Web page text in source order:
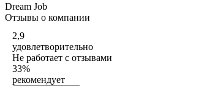
Dream Job
Отзывы о компании
2,9
удовлетворительно
Не работает с отзывами
33%
рекомендует